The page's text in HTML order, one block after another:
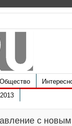
Общество
с